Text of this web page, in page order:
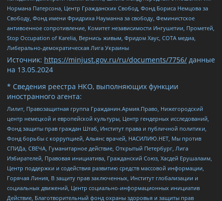
Нормана Патерсона, Центр Гражданских Свобод, Фонд Бориса Немцова за
Свободу, Фонд имени Фридриха Науманна за свободу, Феминистское
антивоенное сопротивление, Комитет независимости Ингушетии, Прометей,
Stop Occupation of Karelia, Вернись живым, Фридом Хаус, СОТА медиа,
Либерально-демократическая Лига Украины
Источник: https://minjust.gov.ru/ru/documents/7756/ данные
на 13.05.2024
* Сведения реестра НКО, выполняющих функции
иностранного агента:
Лилит, Правозащитная группа Гражданин.Армия.Право, Нижегородский
центр немецкой и европейской культуры, Центр гендерных исследований,
Фонд защиты прав граждан Штаб, Институт права и публичной политики,
Фонд борьбы с коррупцией, Альянс врачей, НАСИЛИЮ.НЕТ, Мы против
СПИДа, СВЕЧА, Гуманитарное действие, Открытый Петербург, Лига
Избирателей, Правовая инициатива, Гражданский Союз, Хасдей Ерушалаим,
Центр поддержки и содействия развитию средств массовой информации,
Горячая Линия, В защиту прав заключенных, Институт глобализации и
социальных движений, Центр социально-информационных инициатив
Действие, Благотворительный фонд охраны здоровья и защиты прав